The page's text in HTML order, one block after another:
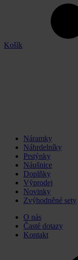
Košík
Náramky
Náhrdelníky
Prstýnky
Náušnice
Doplňky
Výprodej
Novinky
Zvýhodněné sety
O nás
Časté dotazy
Kontakt